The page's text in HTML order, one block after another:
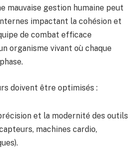
mauvaise gestion humaine peut
impactant la cohésion et
de combat efficace
organisme vivant où chaque
doivent être optimisés :
et la modernité des outils
machines cardio,